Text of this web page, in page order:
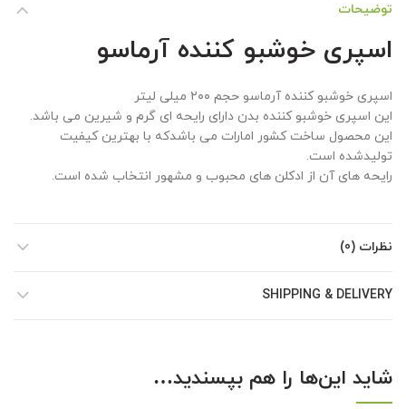
توضیحات
اسپری خوشبو کننده آرماسو
اسپری خوشبو کننده آرماسو حجم ۲۰۰ میلی لیتر
این اسپری خوشبو کننده بدن دارای رایحه ای گرم و شیرین می باشد.
این محصول ساخت کشور امارات می باشدکه با بهترین کیفیت
تولیدشده است.
رایحه های آن از ادکلن های محبوب و مشهور انتخاب شده است.
نظرات (0)
SHIPPING & DELIVERY
شاید این‌ها را هم بپسندید…